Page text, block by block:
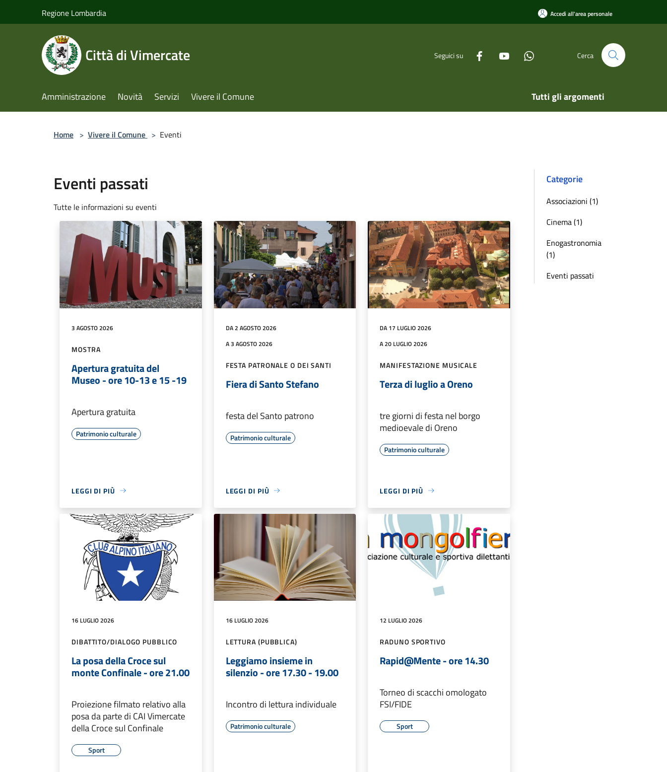
Regione Lombardia Accedi all'area personale
Città di Vimercate Seguici su Cerca
Amministrazione Novità Servizi Vivere il Comune Tutti gli argomenti
Home > Vivere il Comune > Eventi
Eventi passati
Tutte le informazioni su eventi
3 AGOSTO 2026
MOSTRA
Apertura gratuita del
Museo - ore 10-13 e 15 -19
Apertura gratuita
Patrimonio culturale
LEGGI DI PIÙ
DA 2 AGOSTO 2026
A 3 AGOSTO 2026
FESTA PATRONALE O DEI SANTI
Fiera di Santo Stefano
festa del Santo patrono
Patrimonio culturale
LEGGI DI PIÙ
DA 17 LUGLIO 2026
A 20 LUGLIO 2026
MANIFESTAZIONE MUSICALE
Terza di luglio a Oreno
tre giorni di festa nel borgo
medioevale di Oreno
Patrimonio culturale
LEGGI DI PIÙ
16 LUGLIO 2026
DIBATTITO/DIALOGO PUBBLICO
La posa della Croce sul
monte Confinale - ore 21.00
Proiezione filmato relativo alla
posa da parte di CAI Vimercate
della Croce sul Confinale
Sport
16 LUGLIO 2026
LETTURA (PUBBLICA)
Leggiamo insieme in
silenzio - ore 17.30 - 19.00
Incontro di lettura individuale
Patrimonio culturale
12 LUGLIO 2026
RADUNO SPORTIVO
Rapid@Mente - ore 14.30
Torneo di scacchi omologato
FSI/FIDE
Sport
Categorie
Associazioni (1)
Cinema (1)
Enogastronomia
(1)
Eventi passati